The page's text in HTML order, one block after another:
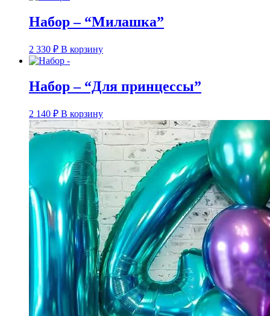
Набор – “Милашка”
2 330 ₽ В корзину
Набор – “Для принцессы”
2 140 ₽ В корзину